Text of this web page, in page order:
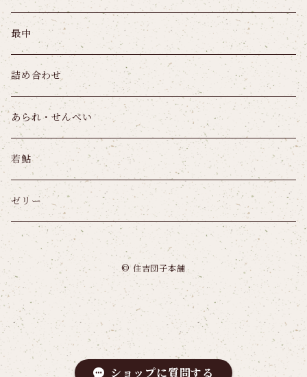
ショップに質問する
最中
詰め合わせ
あられ・せんべい
若鮎
ゼリー
© 住吉団子本舗